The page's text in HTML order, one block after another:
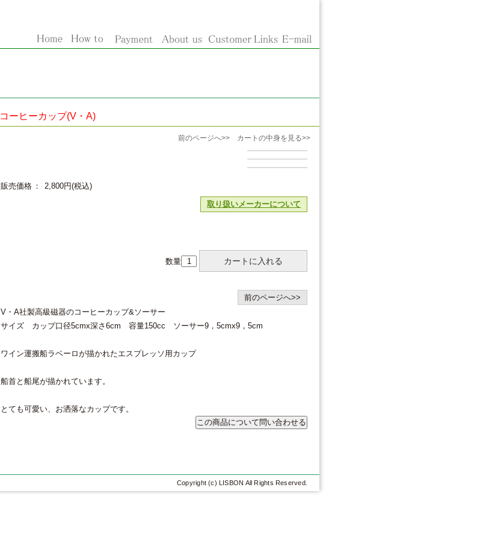
コーヒーカップ(V・A)
前のページへ>> カートの中身を見る>>
販売価格
2,800円(税込)
取り扱いメーカーについて
数量
前のページへ>>
V・A社製高級磁器のコーヒーカップ&ソーサー
サイズ カップ口径5cmx深さ6cm 容量150cc ソーサー9，5cmx9，5cm
ワイン運搬船ラベーロが描かれたエスプレッソ用カップ
船首と船尾が描かれています。
とても可愛い、お洒落なカップです。
Copyright (c) LISBON All Rights Reserved.